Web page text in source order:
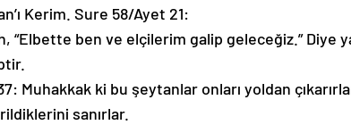
Kerim. Sure 58/Ayet 21:
“Elbette ben ve elçilerim galip geleceğiz.” Diye
Muhakkak ki bu şeytanlar onları yoldan
sanırlar.